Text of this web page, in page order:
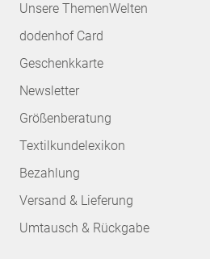
Unsere ThemenWelten
dodenhof Card
Geschenkkarte
Newsletter
Größenberatung
Textilkundelexikon
Bezahlung
Versand & Lieferung
Umtausch & Rückgabe